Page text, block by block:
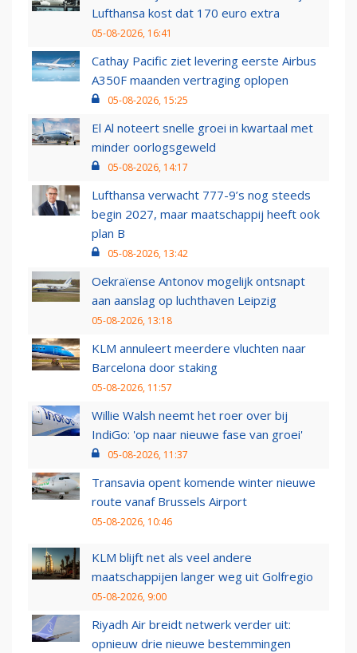
Lufthansa kost dat 170 euro extra
05-08-2026, 16:41
Cathay Pacific ziet levering eerste Airbus
A350F maanden vertraging oplopen
05-08-2026, 15:25
El Al noteert snelle groei in kwartaal met
minder oorlogsgeweld
05-08-2026, 14:17
Lufthansa verwacht 777-9’s nog steeds
begin 2027, maar maatschappij heeft ook
plan B
05-08-2026, 13:42
Oekraïense Antonov mogelijk ontsnapt
aan aanslag op luchthaven Leipzig
05-08-2026, 13:18
KLM annuleert meerdere vluchten naar
Barcelona door staking
05-08-2026, 11:57
Willie Walsh neemt het roer over bij
IndiGo: 'op naar nieuwe fase van groei'
05-08-2026, 11:37
Transavia opent komende winter nieuwe
route vanaf Brussels Airport
05-08-2026, 10:46
KLM blijft net als veel andere
maatschappijen langer weg uit Golfregio
05-08-2026, 9:00
Riyadh Air breidt netwerk verder uit:
opnieuw drie nieuwe bestemmingen